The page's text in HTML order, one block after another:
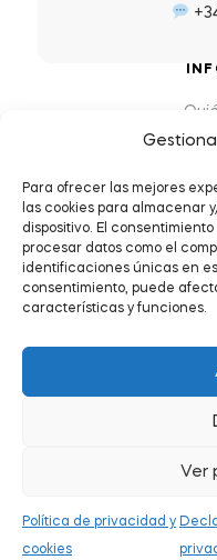
Para ofrecer las mejores
las cookies para almacenar
dispositivo. El
procesar datos como el
identificaciones únicas en
consentimiento, puede
características y funciones.
Ver
Política de privacidad y
cookies
Preguntas
Política de
Envíos y
Política de